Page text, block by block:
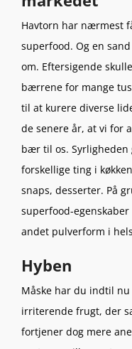
Havtorn har nærmest
superfood. Og en
om. Eftersigende
bærrene for mange
til at kurere diverse
de senere år, at vi for
bær til os. Syrligheden
forskellige ting i
snaps, desserter. På
superfood-
andet pulverform i
Hyben
Måske har du indtil
irriterende frugt, der
fortjener dog mere